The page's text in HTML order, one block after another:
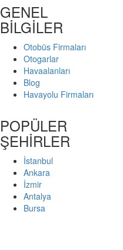
GENEL
BİLGİLER
Otobüs Firmaları
Otogarlar
Havaalanları
Blog
Havayolu Firmaları
POPÜLER
ŞEHİRLER
İstanbul
Ankara
İzmir
Antalya
Bursa